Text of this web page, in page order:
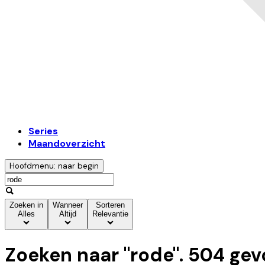
Series
Maandoverzicht
Hoofdmenu: naar begin
Zoeken in
Alles
Wanneer
Altijd
Sorteren
Relevantie
Zoeken naar "rode". 504